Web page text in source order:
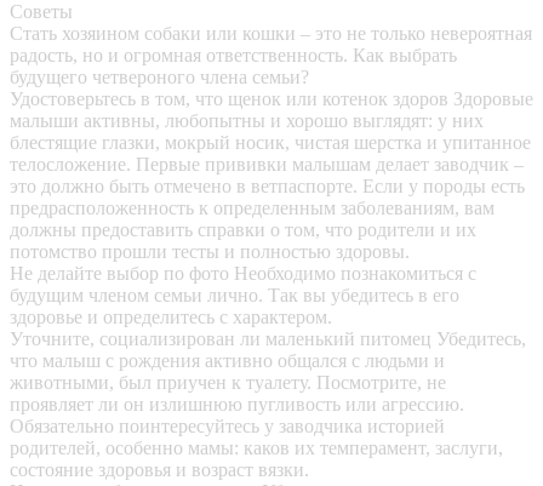
Советы
Стать хозяином собаки или кошки – это не только невероятная
радость, но и огромная ответственность. Как выбрать
будущего четвероного члена семьи?
Удостоверьтесь в том, что щенок или котенок здоров Здоровые
малыши активны, любопытны и хорошо выглядят: у них
блестящие глазки, мокрый носик, чистая шерстка и упитанное
телосложение. Первые прививки малышам делает заводчик –
это должно быть отмечено в ветпаспорте. Если у породы есть
предрасположенность к определенным заболеваниям, вам
должны предоставить справки о том, что родители и их
потомство прошли тесты и полностью здоровы.
Не делайте выбор по фото Необходимо познакомиться с
будущим членом семьи лично. Так вы убедитесь в его
здоровье и определитесь с характером.
Уточните, социализирован ли маленький питомец Убедитесь,
что малыш с рождения активно общался с людьми и
животными, был приучен к туалету. Посмотрите, не
проявляет ли он излишнюю пугливость или агрессию.
Обязательно поинтересуйтесь у заводчика историей
родителей, особенно мамы: каков их темперамент, заслуги,
состояние здоровья и возраст вязки.